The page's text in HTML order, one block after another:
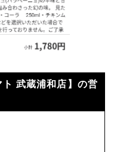
ト 武蔵浦和店】の営